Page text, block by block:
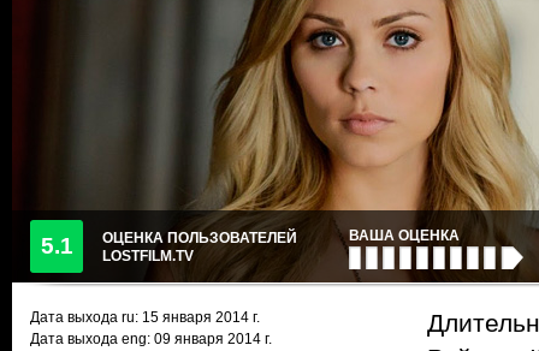
5.1
ОЦЕНКА ПОЛЬЗОВАТЕЛЕЙ
LOSTFILM.TV
ВАША ОЦЕНКА
Дата выхода ru: 15 января 2014 г.
Дата выхода eng: 09 января 2014 г.